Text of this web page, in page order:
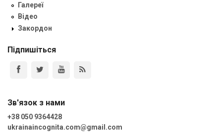
Галереї
Відео
Закордон
Підпишіться
Зв'язок з нами
+38 050 9364428
ukrainaincognita.com@gmail.com